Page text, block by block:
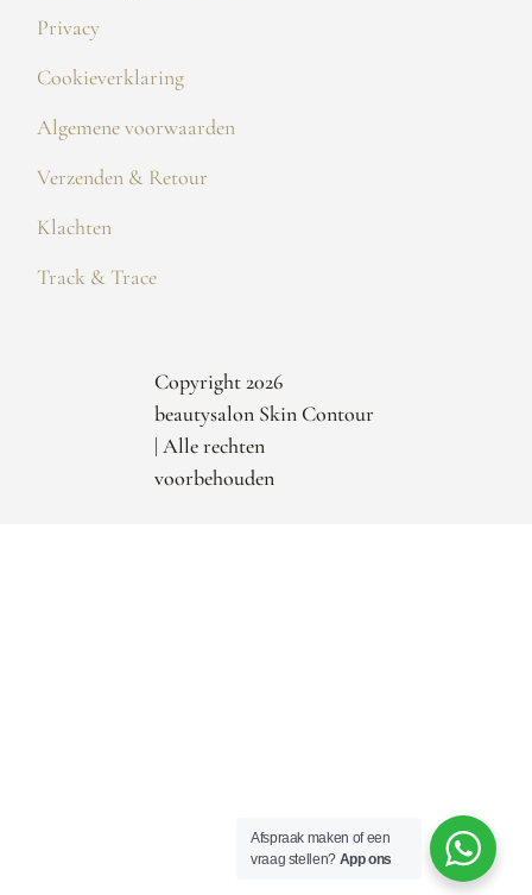
Privacy
Cookieverklaring
Algemene voorwaarden
Verzenden & Retour
Klachten
Track & Trace
Copyright 2026
beautysalon Skin Contour
| Alle rechten
voorbehouden
Afspraak maken of een
vraag stellen? App ons